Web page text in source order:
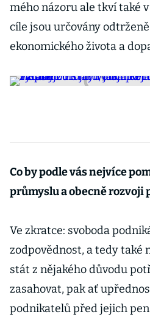
mého názoru ale tkví také
cíle jsou určovány
ekonomického života a
Co by podle vás nejvíce
průmyslu a obecně rozvoji
Ve zkratce: svoboda
zodpovědnost, a tedy také
stát z nějakého důvodu
zasahovat, pak ať
podnikatelů před jejich